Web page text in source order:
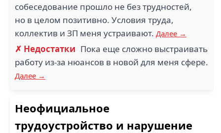
собеседование прошло не без трудностей,
но в целом позитивно. Условия труда,
коллектив и ЗП меня устраивают. Далее →
✗ Недостатки Пока еще сложно выстраивать
работу из-за нюансов в новой для меня сфере.
Далее →
Неофициальное
трудоустройство и нарушение